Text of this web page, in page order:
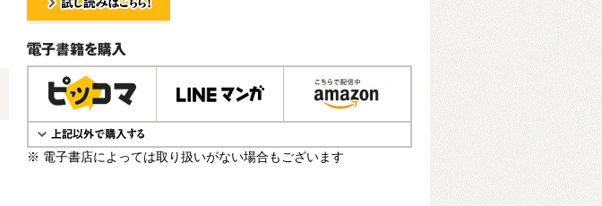
電子書籍で購入
※ 電子書店によっては取り扱いがない場合もございます